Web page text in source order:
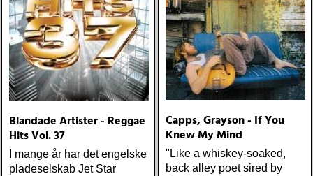
Blandade Artister - Reggae
Hits Vol. 37
I mange år har det engelske
pladeselskab Jet Star
Capps, Grayson - If You
Knew My Mind
"Like a whiskey-soaked,
back alley poet sired by